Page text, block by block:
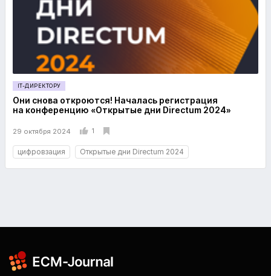
IT-ДИРЕКТОРУ
Они снова откроются! Началась регистрация
на конференцию «Открытые дни Directum 2024»
29 октября 2024 1
цифровзация Открытые дни Directum 2024